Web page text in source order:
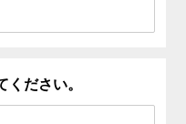
ください。